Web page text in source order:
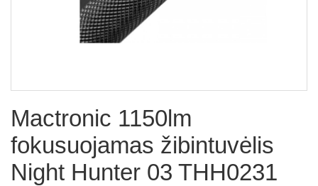
Mactronic 1150lm
fokusuojamas žibintuvėlis
Night Hunter 03 THH0231